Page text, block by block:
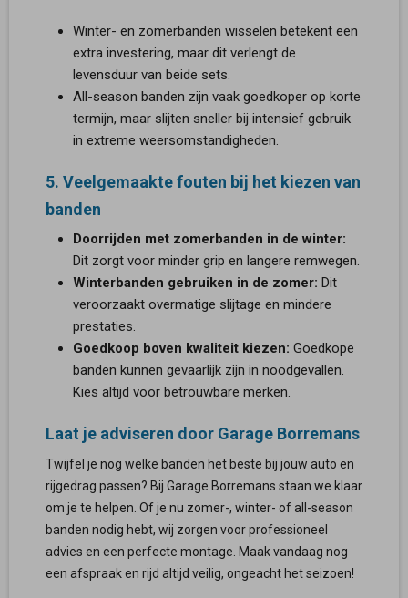
Winter- en zomerbanden wisselen betekent een
extra investering, maar dit verlengt de
levensduur van beide sets.
All-season banden zijn vaak goedkoper op korte
termijn, maar slijten sneller bij intensief gebruik
in extreme weersomstandigheden.
5. Veelgemaakte fouten bij het kiezen van
banden
Doorrijden met zomerbanden in de winter:
Dit zorgt voor minder grip en langere remwegen.
Winterbanden gebruiken in de zomer: Dit
veroorzaakt overmatige slijtage en mindere
prestaties.
Goedkoop boven kwaliteit kiezen: Goedkope
banden kunnen gevaarlijk zijn in noodgevallen.
Kies altijd voor betrouwbare merken.
Laat je adviseren door Garage Borremans
Twijfel je nog welke banden het beste bij jouw auto en
rijgedrag passen? Bij Garage Borremans staan we klaar
om je te helpen. Of je nu zomer-, winter- of all-season
banden nodig hebt, wij zorgen voor professioneel
advies en een perfecte montage. Maak vandaag nog
een afspraak en rijd altijd veilig, ongeacht het seizoen!